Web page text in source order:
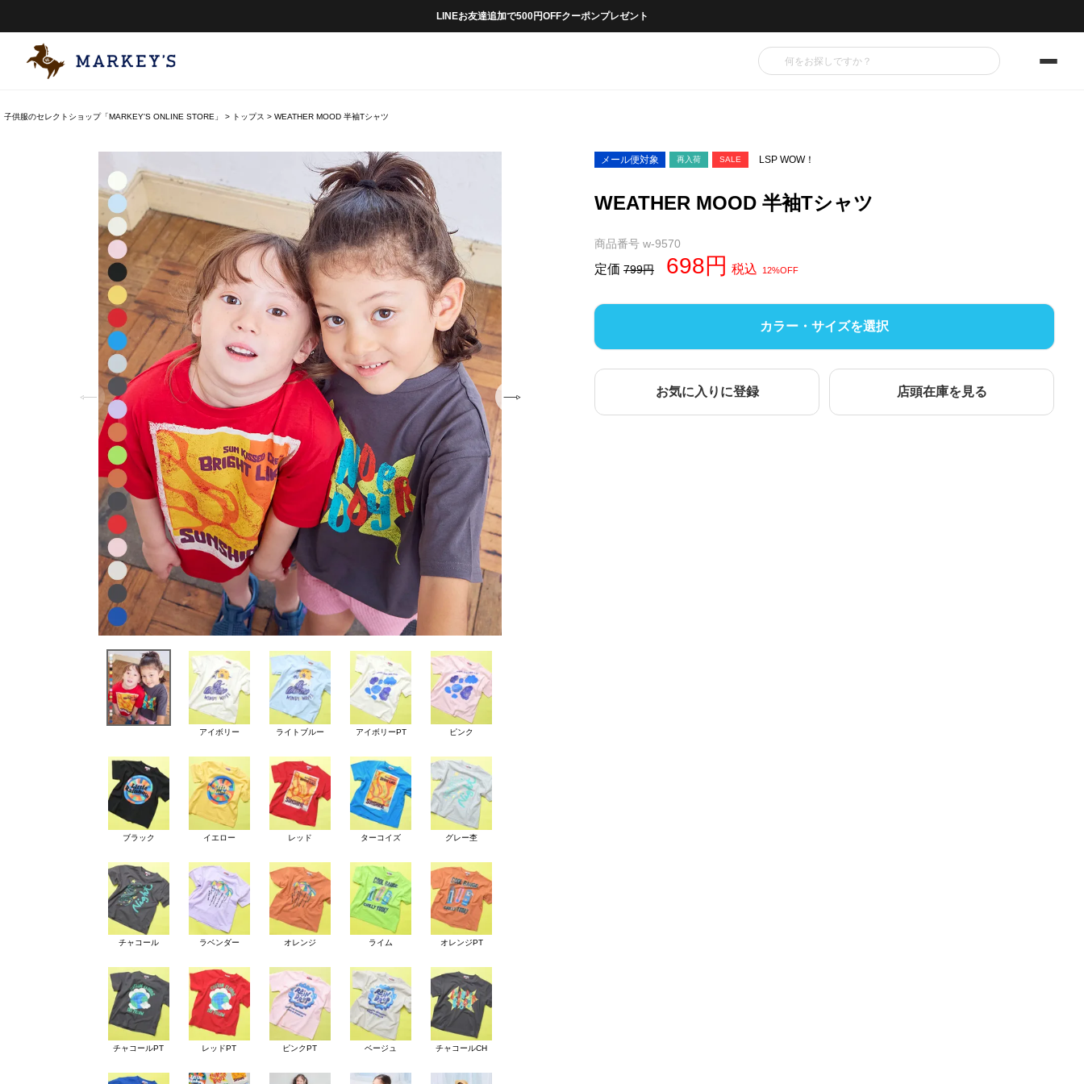
LINEお友達追加で500円OFFクーポンプレゼント
子供服のセレクトショップ「MARKEY'S ONLINE STORE」 トップス WEATHER MOOD 半袖Tシャツ
アイボリー ライトブルー アイボリーPT ピンク
ブラック イエロー レッド ターコイズ グレー杢
チャコール ラベンダー オレンジ ライム オレンジPT
チャコールPT レッドPT ピンクPT ベージュ チャコールCH
メール便対象 再入荷 SALE LSP WOW！
WEATHER MOOD 半袖Tシャツ
商品番号 w-9570
定価 799 698 税込 12%OFF
カラー・サイズを選択
お気に入りに登録 店頭在庫を見る